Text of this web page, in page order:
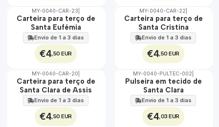
🇵🇹
MY-0040-CAR-23
Carteira para terço de
Santa Eufémia
Envio de 1 a 3 dias
€4 ,50 EUR
🇵🇹
MY-0040-CAR-22
Carteira para terço de
Santa Cristina
Envio de 1 a 3 dias
€4 ,50 EUR
🇵🇹
100%
MY-0040-CAR-20
Carteira para terço de
Santa Clara de Assis
Envio de 1 a 3 dias
€4 ,50 EUR
🇵🇹
MY-0040-PULTEC-002
Pulseira em tecido de
Santa Clara
Envio de 1 a 3 dias
€4 ,03 EUR